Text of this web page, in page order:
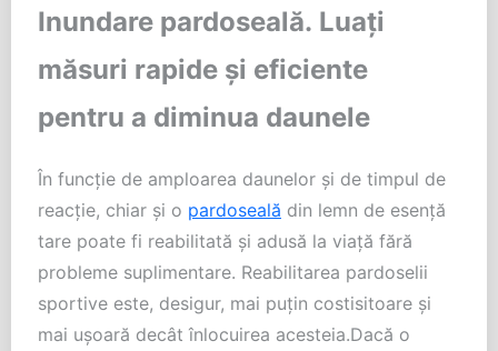
Inundare pardoseală. Luați
măsuri rapide și eficiente
pentru a diminua daunele
În funcție de amploarea daunelor și de timpul de
reacție, chiar și o pardoseală din lemn de esență
tare poate fi reabilitată și adusă la viață fără
probleme suplimentare. Reabilitarea pardoselii
sportive este, desigur, mai puțin costisitoare și
mai ușoară decât înlocuirea acesteia.Dacă o